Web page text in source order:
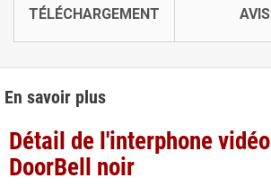
TÉLÉCHARGEMENT AVIS
En savoir plus
Détail de l'interphone vidéo
DoorBell noir